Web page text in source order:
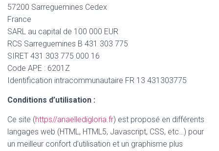
57200 Sarreguemines Cedex
France
SARL au capital de 100 000 EUR
RCS Sarreguemines B 431 303 775
SIRET 431 303 775 000 16
Code APE : 6201Z
Identification intracommunautaire FR 13 431303775
Conditions d’utilisation :
Ce site (https//anaelledigloria.fr) est proposé en différents
langages web (HTML, HTML5, Javascript, CSS, etc…) pour
un meilleur confort d’utilisation et un graphisme plus